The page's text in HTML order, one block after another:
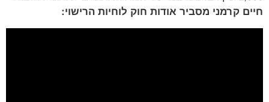
קרמני מסביר אודות חוק לוחיות הרישוי: